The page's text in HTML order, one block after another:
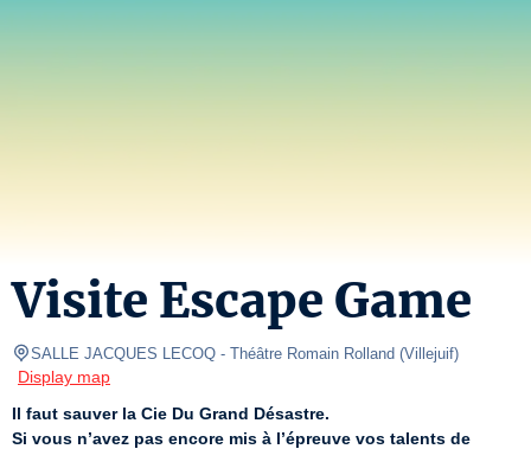
Visite Escape Game
SALLE JACQUES LECOQ - Théâtre Romain Rolland (Villejuif)
Display map
Il faut sauver la Cie Du Grand Désastre.
Si vous n’avez pas encore mis à l’épreuve vos talents de